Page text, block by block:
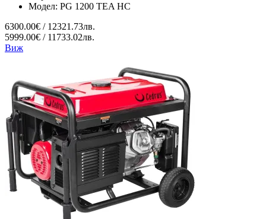
Модел: PG 1200 TEA HC
6300.00€ / 12321.73лв.
5999.00€ / 11733.02лв.
Виж